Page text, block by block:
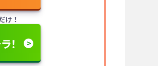
け！
！